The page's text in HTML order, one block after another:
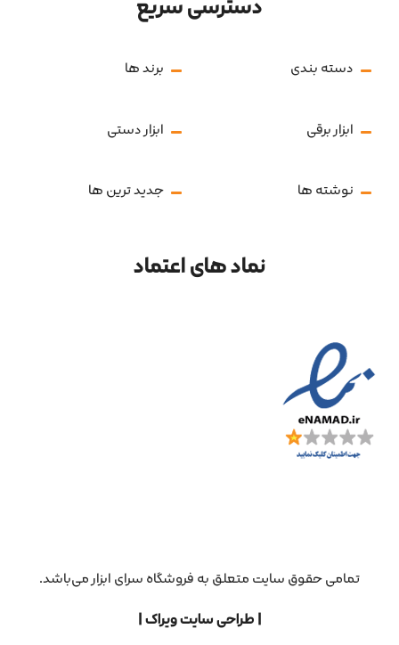
دسترسی سریع
دسته بندی برند ها
ابزار برقی ابزار دستی
نوشته ها جدید ترین ها
نماد های اعتماد
تمامی حقوق سایت متعلق به فروشگاه سرای ابزار می‌باشد.
| طراحی سایت ویراک |